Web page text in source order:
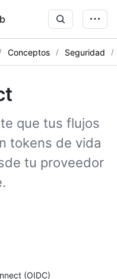
Conceptos Seguridad
que tus flujos
tokens de vida
tu proveedor
(OIDC)